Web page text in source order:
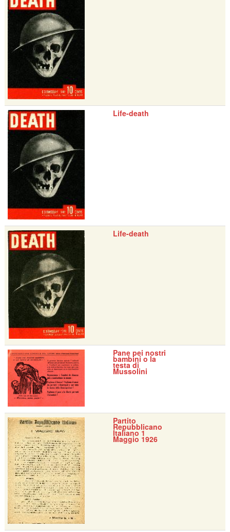
Life-death
Life-death
Pane pei nostri
bambini o la
testa di
Mussolini
Partito
Repubblicano
Italiano 1
Maggio 1926